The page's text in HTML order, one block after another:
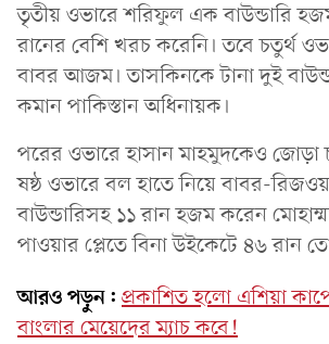
তৃতীয় ওভারে শরিফুল এক বাউন্ডারি
রানের বেশি খরচ করেনি। তবে চতুর্থ
বাবর আজম। তাসকিনকে টানা দুই
কমান পাকিস্তান অধিনায়ক।
পরের ওভারে হাসান মাহমুদকেও জোড়া
ষষ্ঠ ওভারে বল হাতে নিয়ে বাবর-
বাউন্ডারিসহ ১১ রান হজম করেন
পাওয়ার প্লেতে বিনা উইকেটে ৪৬ রান
আরও পড়ুন: প্রকাশিত হলো এশিয়া
বাংলার মেয়েদের ম্যাচ কবে!